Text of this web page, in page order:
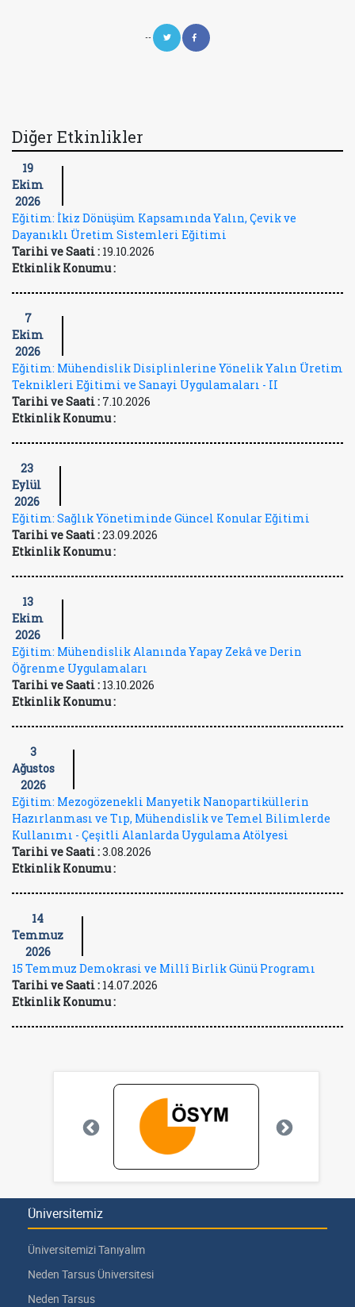
--
Diğer Etkinlikler
19
Ekim
2026
Eğitim: İkiz Dönüşüm Kapsamında Yalın, Çevik ve
Dayanıklı Üretim Sistemleri Eğitimi
Tarihi ve Saati : 19.10.2026
Etkinlik Konumu :
7
Ekim
2026
Eğitim: Mühendislik Disiplinlerine Yönelik Yalın Üretim
Teknikleri Eğitimi ve Sanayi Uygulamaları - II
Tarihi ve Saati : 7.10.2026
Etkinlik Konumu :
23
Eylül
2026
Eğitim: Sağlık Yönetiminde Güncel Konular Eğitimi
Tarihi ve Saati :23.09.2026
Etkinlik Konumu :
13
Ekim
2026
Eğitim: Mühendislik Alanında Yapay Zekâ ve Derin
Öğrenme Uygulamaları
Tarihi ve Saati : 13.10.2026
Etkinlik Konumu :
3
Ağustos
2026
Eğitim: Mezogözenekli Manyetik Nanopartiküllerin
Hazırlanması ve Tıp, Mühendislik ve Temel Bilimlerde
Kullanımı - Çeşitli Alanlarda Uygulama Atölyesi
Tarihi ve Saati :3.08.2026
Etkinlik Konumu :
14
Temmuz
2026
15 Temmuz Demokrasi ve Millî Birlik Günü Programı
Tarihi ve Saati : 14.07.2026
Etkinlik Konumu :
Üniversitemiz
Üniversitemizi Tanıyalım
Neden Tarsus Üniversitesi
Neden Tarsus